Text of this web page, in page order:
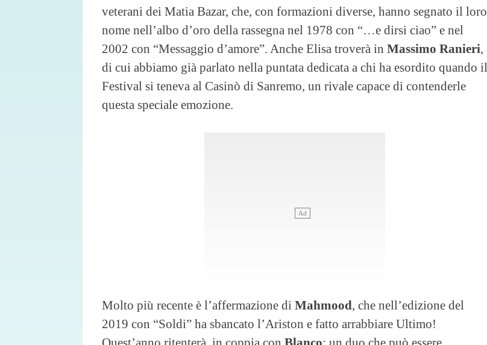
veterani dei Matia Bazar, che, con formazioni diverse, hanno segnato il loro
nome nell’albo d’oro della rassegna nel 1978 con “…e dirsi ciao” e nel
2002 con “Messaggio d’amore”. Anche Elisa troverà in Massimo Ranieri,
di cui abbiamo già parlato nella puntata dedicata a chi ha esordito quando il
Festival si teneva al Casinò di Sanremo, un rivale capace di contenderle
questa speciale emozione.
Molto più recente è l’affermazione di Mahmood, che nell’edizione del
2019 con “Soldi” ha sbancato l’Ariston e fatto arrabbiare Ultimo!
Quest’anno ritenterà, in coppia con Blanco: un duo che può essere